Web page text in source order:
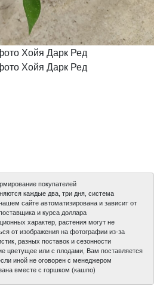
покупателей
каждые два, три дня, система
сайте автоматизирована и зависит от
и курса доллара
характер, растения могут не
от изображения на фотографии из-за
разных поставок и сезонности
цветущее или с плодами, Вам поставляется
иной не оговорен с менеджером
вместе с горшком (кашпо)